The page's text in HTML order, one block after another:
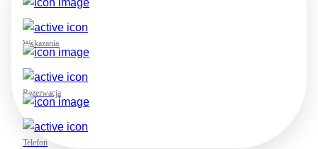
Wskazania
Rezerwacja
Telefon